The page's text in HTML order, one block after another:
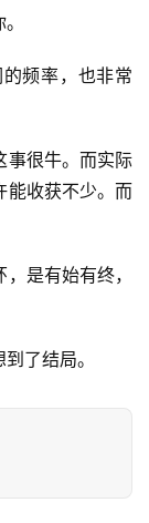
频率，也非常
事很牛。而实际
能收获不少。而
是有始有终，
了结局。